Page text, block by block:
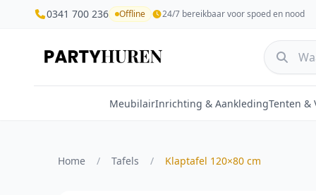
0341 700 236 Offline 24/7 bereikbaar voor spoed en nood
MeubilairInrichting & AankledingTenten &
Home / Tafels / Klaptafel 120×80 cm